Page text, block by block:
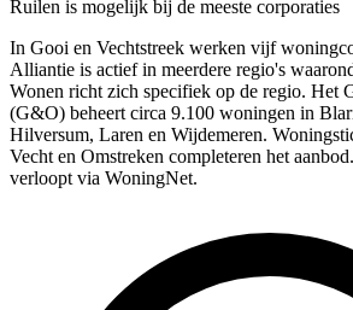
Ruilen is mogelijk bij de meeste corporaties
In Gooi en Vechtstreek werken vijf
Alliantie is actief in meerdere regio's
Wonen richt zich specifiek op de regio. Het
(G&O) beheert circa 9.100 woningen in
Hilversum, Laren en Wijdemeren.
Vecht en Omstreken completeren het
verloopt via WoningNet.